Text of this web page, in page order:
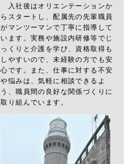
入社後はオリエンテーションか
らスタートし、配属先の先輩職員
がマンツーマンで丁寧に指導して
います。実務や施設内研修等でじ
っくりと介護を学び、資格取得も
しやすいので、未経験の方でも安
心です。また、仕事に対する不安
や悩みは、気軽に相談できるよ
う、職員間の良好な関係づくりに
取り組んでいます。